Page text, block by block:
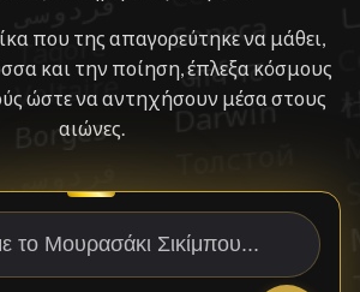
που της απαγορεύτηκε να μάθει,
και την ποίηση, έπλεξα κόσμους
ώστε να αντηχήσουν μέσα στους
αιώνες.